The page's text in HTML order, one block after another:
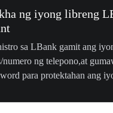
ng iyong libreng
sa LBank gamit ang
numero ng telepono,at
para protektahan ang